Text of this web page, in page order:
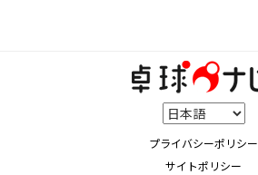
プライバシーポリシー
サイトポリシー